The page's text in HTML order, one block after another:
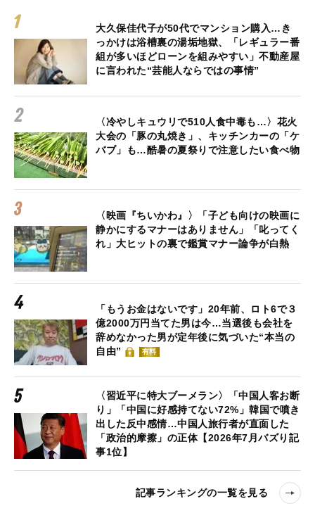
大久保佳代子が50代でマンション購入…き
っかけは浴槽裏の湯垢地獄、「レギュラー番
組が多いほどローンを組みやすい」不動産屋
に言われた“芸能人ならではの事情”
〈冷やしキュウリで510人食中毒も…〉花火
大会の「豚の丸焼き」、キッチンカーの「ケ
バブ」も…酷暑の夏祭りで注意したい食べ物
〈映画『ちいかわ』〉「子ども向けの映画に
静かにするマナーはありません」「叱ってく
れ」大ヒットの裏で鑑賞マナー論争が白熱
「もうお金はないです」20年前、ロト6で３
億2000万円当てた男は今…当選後も会社を
辞めなかった男が定年後に気づいた“本当の
自由”
有料
〈習近平に特大ブーメラン〉「中国人客お断
り」「中国に好感持てない72%」韓国で噴き
出した反中感情…中国人旅行者が直面した
「政治的摩擦」の正体【2026年7月バズり記
事1位】
記事ランキングの一覧を見る